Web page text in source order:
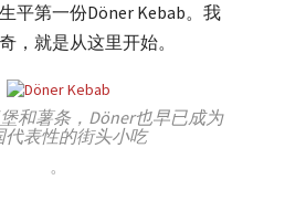
平第一份Döner Kebab。我
，就是从这里开始。
和薯条，Döner也早已成为
代表性的街头小吃
。